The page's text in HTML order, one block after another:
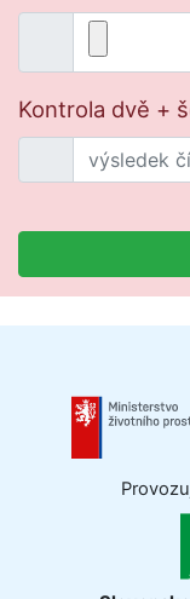
Kontrola dvě +